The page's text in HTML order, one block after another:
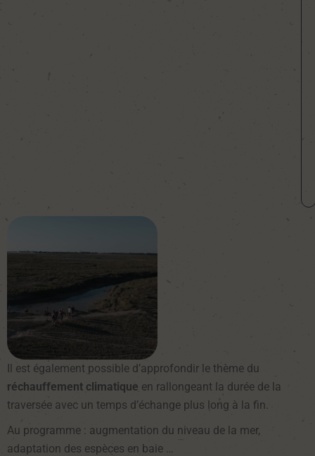
Il est également possible d’approfondir le thème du
réchauffement climatique en rallongeant la durée de la
traversée avec un temps d’échange plus long à la fin.
Au programme : augmentation du niveau de la mer,
adaptation des espèces en baie …